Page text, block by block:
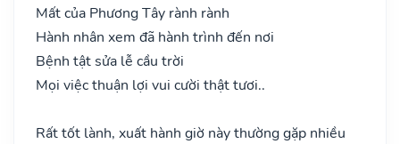
Mất của Phương Tây rành rành
Hành nhân xem đã hành trình đến nơi
Bệnh tật sửa lễ cầu trời
Mọi việc thuận lợi vui cười thật tươi..
Rất tốt lành, xuất hành giờ này thường gặp nhiều